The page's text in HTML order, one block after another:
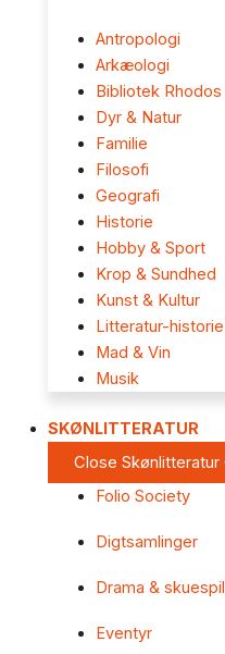
Antropologi
Arkæologi
Bibliotek Rhodos
Dyr & Natur
Familie
Filosofi
Geografi
Historie
Hobby & Sport
Krop & Sundhed
Kunst & Kultur
Litteratur-historie
Mad & Vin
Musik
SKØNLITTERATUR
Close Skønlitteratur
Folio Society
Digtsamlinger
Drama & skuespil
Eventyr